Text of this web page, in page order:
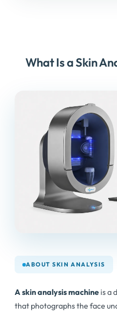
What Is a Skin
ABOUT SKIN ANALYSIS
A skin analysis machine is a
that photographs the face